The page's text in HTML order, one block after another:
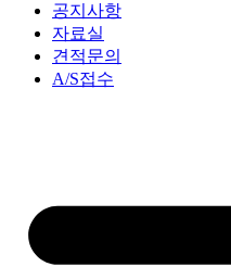
공지사항
자료실
견적문의
A/S접수